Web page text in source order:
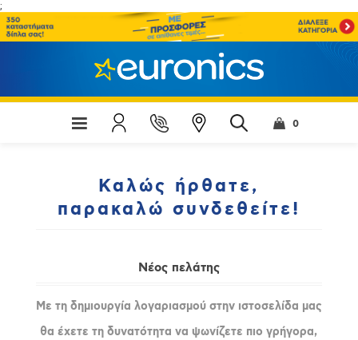
;
0
Καλώς ήρθατε,
παρακαλώ συνδεθείτε!
Νέος πελάτης
Με τη δημιουργία λογαριασμού στην ιστοσελίδα μας
θα έχετε τη δυνατότητα να ψωνίζετε πιο γρήγορα,